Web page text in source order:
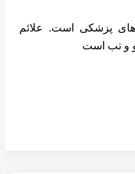
پزشکی است. علائم
و تب است